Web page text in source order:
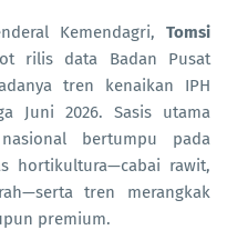
Kemendagri, Tomsi
rilis data Badan Pusat
tren kenaikan IPH
Juni 2026. Sasis utama
bertumpu pada
hortikultura—cabai rawit,
tren merangkak
premium.